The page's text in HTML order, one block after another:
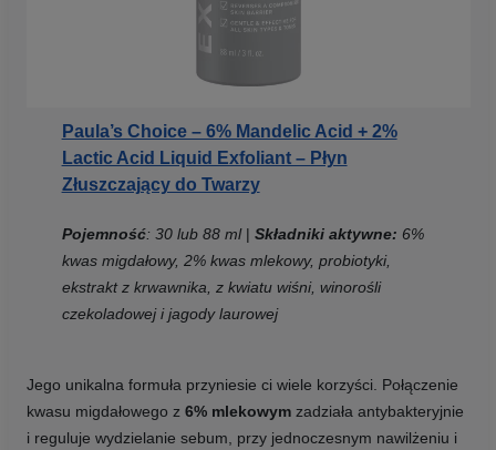
Paula’s Choice – 6% Mandelic Acid + 2%
Lactic Acid Liquid Exfoliant – Płyn
Złuszczający do Twarzy
Pojemność: 30 lub 88 ml | Składniki aktywne: 6%
kwas migdałowy, 2% kwas mlekowy, probiotyki,
ekstrakt z krwawnika, z kwiatu wiśni, winorośli
czekoladowej i jagody laurowej
Jego unikalna formuła przyniesie ci wiele korzyści. Połączenie
kwasu migdałowego z 6% mlekowymzadziała antybakteryjnie
i reguluje wydzielanie sebum, przy jednoczesnym nawilżeniu i